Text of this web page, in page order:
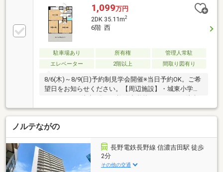
1,099万円
2DK 35.11m2
6階 西
駐車場あり 所有権
管理人常駐
エレベーター
2階以上 間取り図有り
8/6(木)～8/9(日)予約制見学会開催※当日予約OK。ご希
望日をお知らせください。【周辺施設】・城東小学校
まで700ｍ（徒歩9分）・柳町中学校まで600ｍ（徒歩8
分）・セブンイレブン長野大通り店様220ｍ（徒歩4
分）・綿半スーパーセンター権堂店様260ｍ（車1
分）・長野医療生活協同組合 長野中央病院650ｍ（車2
分）・長野市役所900ｍ（車3分）【おすすめポイン
ト】・返済額や融資可能額など、お客様のご希望にあ
わせてご提案。住宅ローンが初めての方でもお気軽に
ご相談ください。※自社売…
ノルテながの
長野電鉄長野線 信濃吉田駅 徒歩
2分
その他の交通